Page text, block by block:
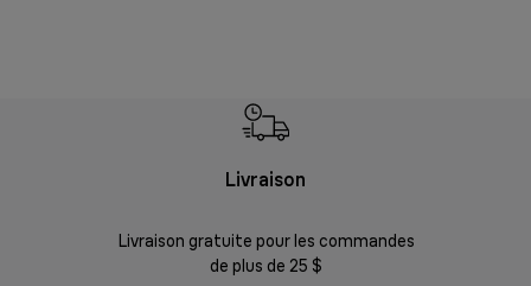
Livraison
Livraison gratuite pour les commandes
de plus de 25 $